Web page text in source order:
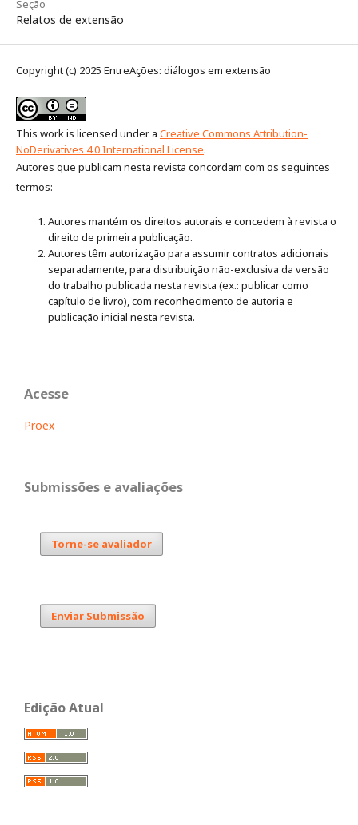
Seção
Relatos de extensão
Copyright (c) 2025 EntreAções: diálogos em extensão
This work is licensed under a Creative Commons Attribution-
NoDerivatives 4.0 International License.
Autores que publicam nesta revista concordam com os seguintes
termos:
Autores mantém os direitos autorais e concedem à revista o
direito de primeira publicação.
Autores têm autorização para assumir contratos adicionais
separadamente, para distribuição não-exclusiva da versão
do trabalho publicada nesta revista (ex.: publicar como
capítulo de livro), com reconhecimento de autoria e
publicação inicial nesta revista.
Acesse
Proex
Submissões e avaliações
Torne-se avaliador
Enviar Submissão
Edição Atual